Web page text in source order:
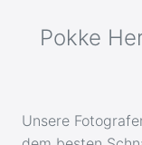
Pokke
Unsere